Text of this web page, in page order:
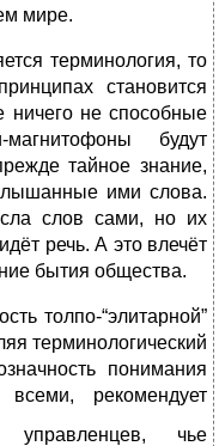
мире.
терминология, то
становится
ничего не способные
будут
тайное знание,
ими слова.
слов сами, но их
речь. А это влечёт
бытия общества.
толпо-“элитарной”
терминологический
понимания
всеми, рекомендует
чье